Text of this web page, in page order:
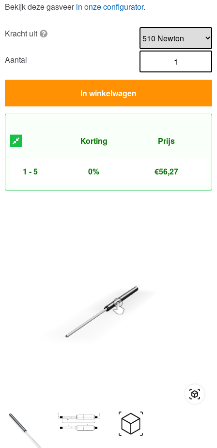
Bekijk deze gasveer in onze configurator.
Kracht uit
Aantal
In winkelwagen
Korting Prijs
1 - 5 0% €56,27